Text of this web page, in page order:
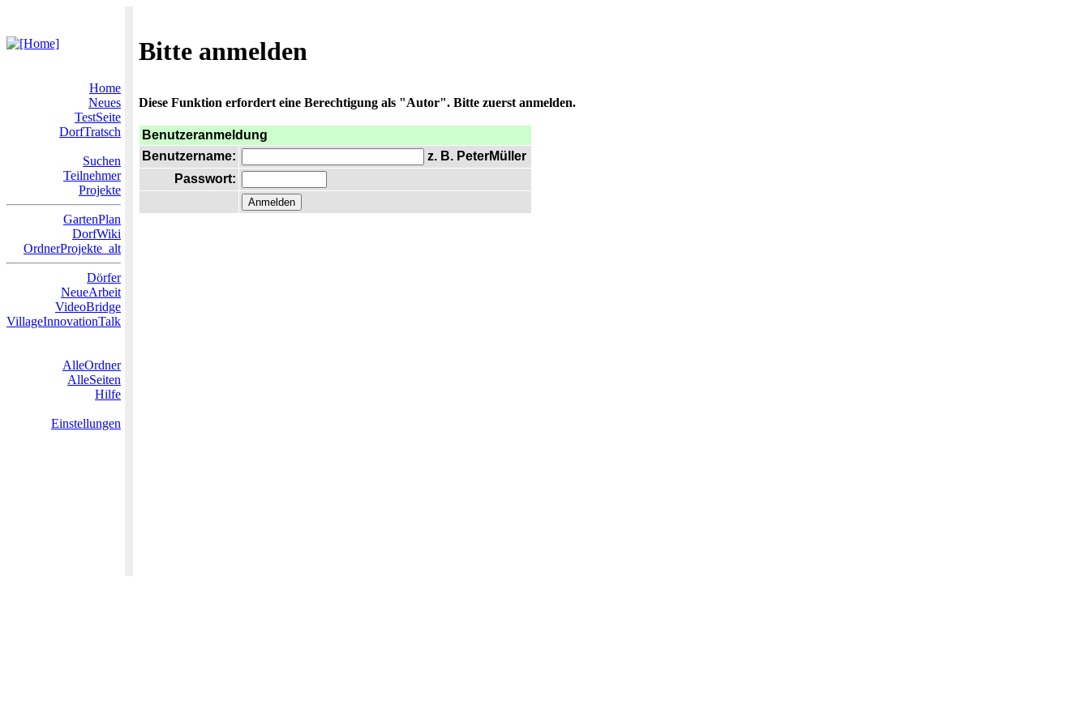
Bitte anmelden
Home
Neues
TestSeite
DorfTratsch
Suchen
Teilnehmer
Projekte
GartenPlan
DorfWiki
OrdnerProjekte_alt
Dörfer
NeueArbeit
VideoBridge
VillageInnovationTalk
AlleOrdner
AlleSeiten
Hilfe
Einstellungen
Diese Funktion erfordert eine Berechtigung als "Autor". Bitte zuerst anmelden.
Benutzeranmeldung
Benutzername:
z. B. PeterMüller
Passwort: